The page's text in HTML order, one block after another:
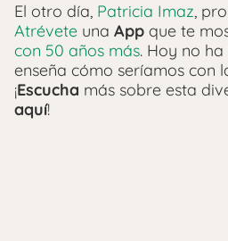
El otro día, Patricia Imaz,
Atrévete una App que te
con 50 años más. Hoy no
enseña cómo seríamos con
¡Escucha más sobre esta
aquí!